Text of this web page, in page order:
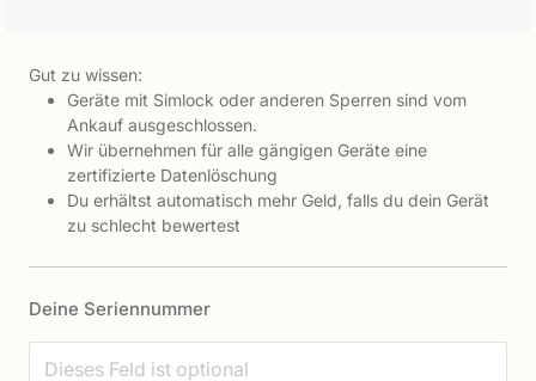
Gut zu wissen:
Geräte mit Simlock oder anderen Sperren sind vom
Ankauf ausgeschlossen.
Wir übernehmen für alle gängigen Geräte eine
zertifizierte Datenlöschung
Du erhältst automatisch mehr Geld, falls du dein Gerät
zu schlecht bewertest
Deine Seriennummer